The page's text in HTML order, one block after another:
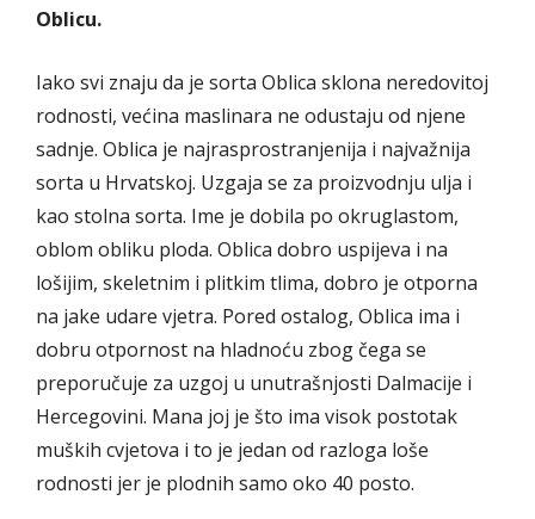
Oblicu.
Iako svi znaju da je sorta Oblica sklona neredovitoj
rodnosti, većina maslinara ne odustaju od njene
sadnje. Oblica je najrasprostranjenija i najvažnija
sorta u Hrvatskoj. Uzgaja se za proizvodnju ulja i
kao stolna sorta. Ime je dobila po okruglastom,
oblom obliku ploda. Oblica dobro uspijeva i na
lošijim, skeletnim i plitkim tlima, dobro je otporna
na jake udare vjetra. Pored ostalog, Oblica ima i
dobru otpornost na hladnoću zbog čega se
preporučuje za uzgoj u unutrašnjosti Dalmacije i
Hercegovini. Mana joj je što ima visok postotak
muških cvjetova i to je jedan od razloga loše
rodnosti jer je plodnih samo oko 40 posto.